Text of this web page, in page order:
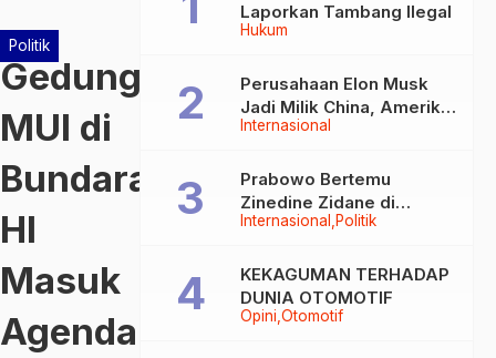
Politik
Gedung
MUI di
Bundaran
HI
Masuk
Agenda
Hukum
Laporkan Tambang Ilegal
Internasional
Perusahaan Elon Musk
Jadi Milik China, Amerika
Ketar-ketir
Internasional Politik
Prabowo Bertemu
Zinedine Zidane di
Davos, Momen Hangat di
Opini Otomotif
KEKAGUMAN TERHADAP
DUNIA OTOMOTIF